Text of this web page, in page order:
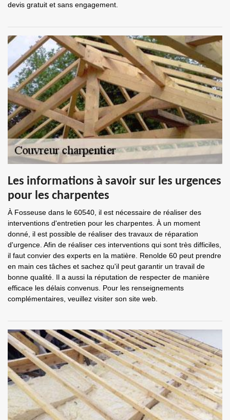
devis gratuit et sans engagement.
Les informations à savoir sur les urgences
pour les charpentes
À Fosseuse dans le 60540, il est nécessaire de réaliser des
interventions d'entretien pour les charpentes. À un moment
donné, il est possible de réaliser des travaux de réparation
d'urgence. Afin de réaliser ces interventions qui sont très difficiles,
il faut convier des experts en la matière. Renolde 60 peut prendre
en main ces tâches et sachez qu'il peut garantir un travail de
bonne qualité. Il a aussi la réputation de respecter de manière
efficace les délais convenus. Pour les renseignements
complémentaires, veuillez visiter son site web.